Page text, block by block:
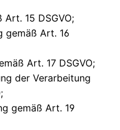
15 DSGVO;
gemäß Art. 16
Art. 17 DSGVO;
der Verarbeitung
gemäß Art. 19